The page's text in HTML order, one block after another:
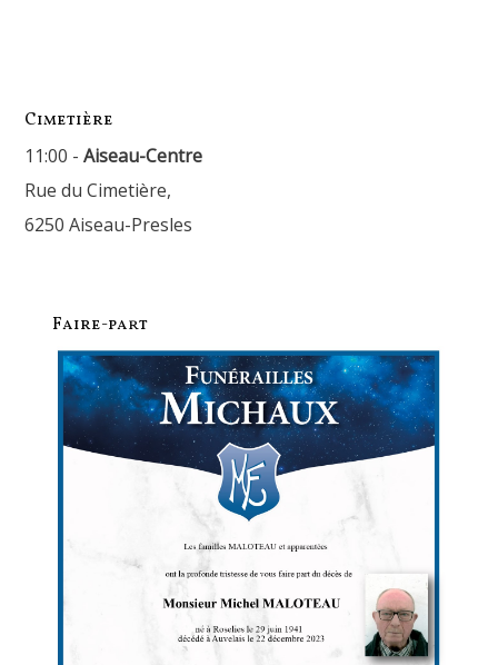
Cimetière
11:00 -Aiseau-Centre
Rue du Cimetière,
6250 Aiseau-Presles
Faire-part